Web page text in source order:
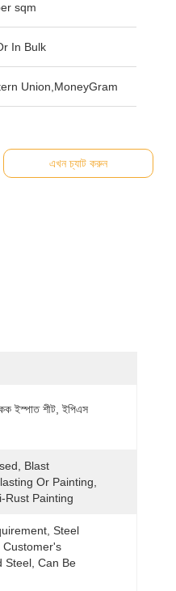
sqm
In Bulk
Union,MoneyGram
এখন চ্যাট করুন
ইস্পাত শীট, ইপিএস
Blast
Or Painting,
Rust Painting
Steel
Customer's
Steel, Can Be